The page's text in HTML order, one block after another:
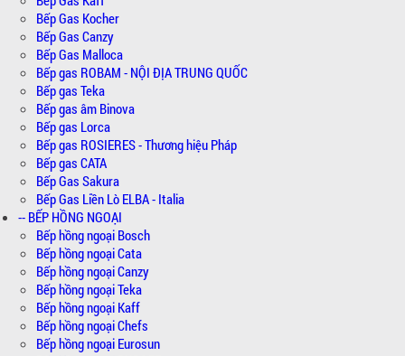
Bếp Gas Kocher
Bếp Gas Canzy
Bếp Gas Malloca
Bếp gas ROBAM - NỘI ĐỊA TRUNG QUỐC
Bếp gas Teka
Bếp gas âm Binova
Bếp gas Lorca
Bếp gas ROSIERES - Thương hiệu Pháp
Bếp gas CATA
Bếp Gas Sakura
Bếp Gas Liền Lò ELBA - Italia
-- BẾP HỒNG NGOẠI
Bếp hồng ngoại Bosch
Bếp hồng ngoại Cata
Bếp hồng ngoại Canzy
Bếp hồng ngoại Teka
Bếp hồng ngoại Kaff
Bếp hồng ngoại Chefs
Bếp hồng ngoại Eurosun